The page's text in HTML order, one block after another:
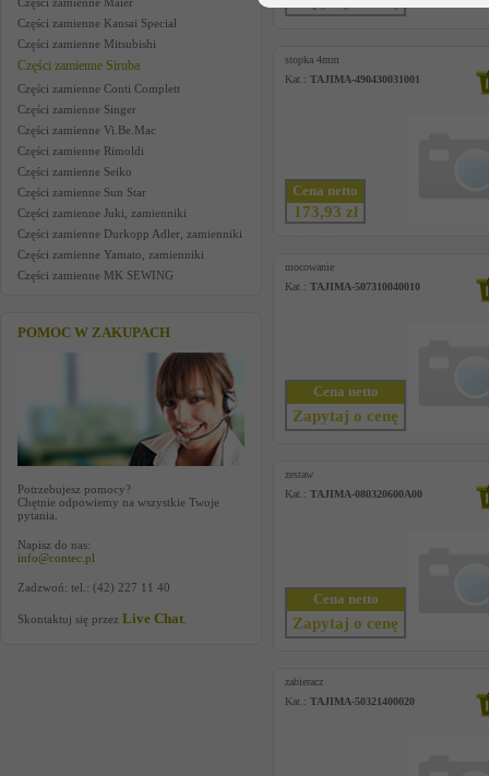
Części zamienne Kansai Special
Części zamienne Mitsubishi
Części zamienne Siruba
Części zamienne Conti Complett
Części zamienne Singer
Części zamienne Vi.Be.Mac
Części zamienne Rimoldi
Części zamienne Seiko
Części zamienne Sun Star
Części zamienne Juki, zamienniki
Części zamienne Durkopp Adler, zamienniki
Części zamienne Yamato, zamienniki
Części zamienne MK SEWING
POMOC W ZAKUPACH
Potrzebujesz pomocy?
Chętnie odpowiemy na wszystkie Twoje
pytania.
Napisz do nas:
info@contec.pl
Zadzwoń: tel.: (42) 227 11 40
Skontaktuj się przez Live Chat
stopka 4mm
Kat.: TAJIMA-490430031001
Cena netto
173,93 zł
mocowanie
Kat.: TAJIMA-507310040010
Cena netto
Zapytaj o cenę
zestaw
Kat.: TAJIMA-080320600A00
Cena netto
Zapytaj o cenę
zabieracz
Kat.: TAJIMA-50321400020